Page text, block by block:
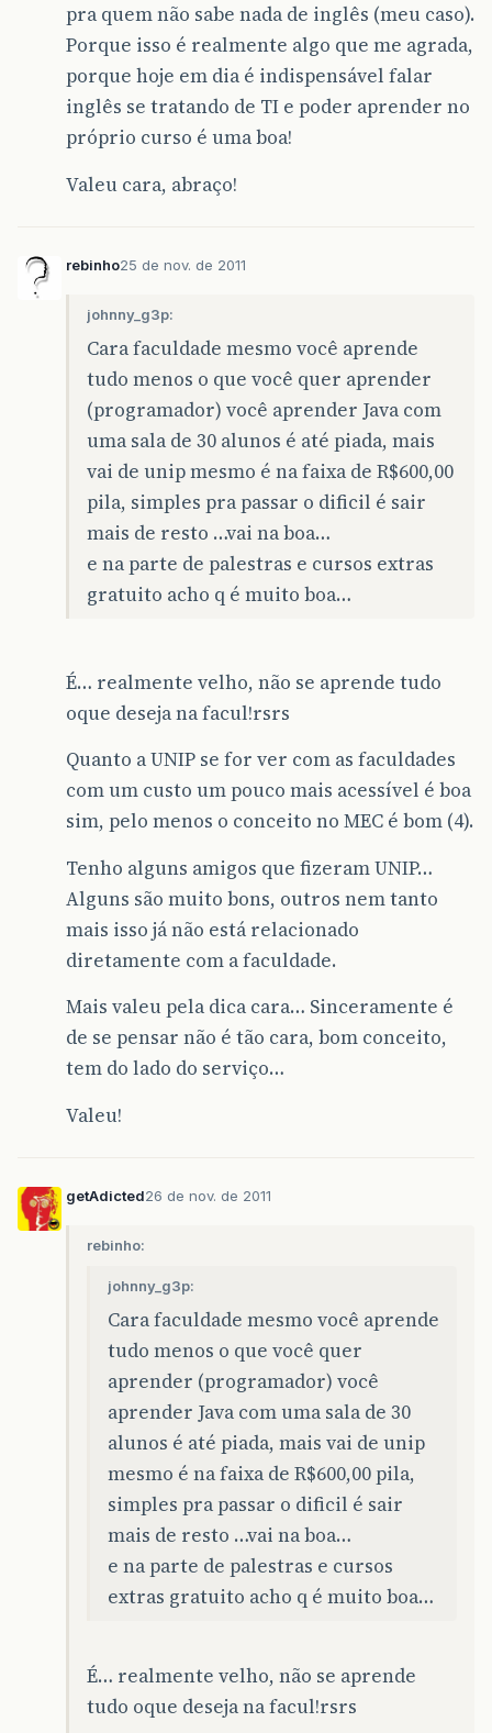
pra quem não sabe nada de inglês (meu caso).
Porque isso é realmente algo que me agrada,
porque hoje em dia é indispensável falar
inglês se tratando de TI e poder aprender no
próprio curso é uma boa!
Valeu cara, abraço!
rebinho25 de nov. de 2011
johnny_g3p:
Cara faculdade mesmo você aprende
tudo menos o que você quer aprender
(programador) você aprender Java com
uma sala de 30 alunos é até piada, mais
vai de unip mesmo é na faixa de R$600,00
pila, simples pra passar o dificil é sair
mais de resto …vai na boa…
e na parte de palestras e cursos extras
gratuito acho q é muito boa…
É… realmente velho, não se aprende tudo
oque deseja na facul!rsrs
Quanto a UNIP se for ver com as faculdades
com um custo um pouco mais acessível é boa
sim, pelo menos o conceito no MEC é bom (4).
Tenho alguns amigos que fizeram UNIP…
Alguns são muito bons, outros nem tanto
mais isso já não está relacionado
diretamente com a faculdade.
Mais valeu pela dica cara… Sinceramente é
de se pensar não é tão cara, bom conceito,
tem do lado do serviço…
Valeu!
getAdicted26 de nov. de 2011
rebinho:
johnny_g3p:
Cara faculdade mesmo você aprende
tudo menos o que você quer
aprender (programador) você
aprender Java com uma sala de 30
alunos é até piada, mais vai de unip
mesmo é na faixa de R$600,00 pila,
simples pra passar o dificil é sair
mais de resto …vai na boa…
e na parte de palestras e cursos
extras gratuito acho q é muito boa…
É… realmente velho, não se aprende
tudo oque deseja na facul!rsrs